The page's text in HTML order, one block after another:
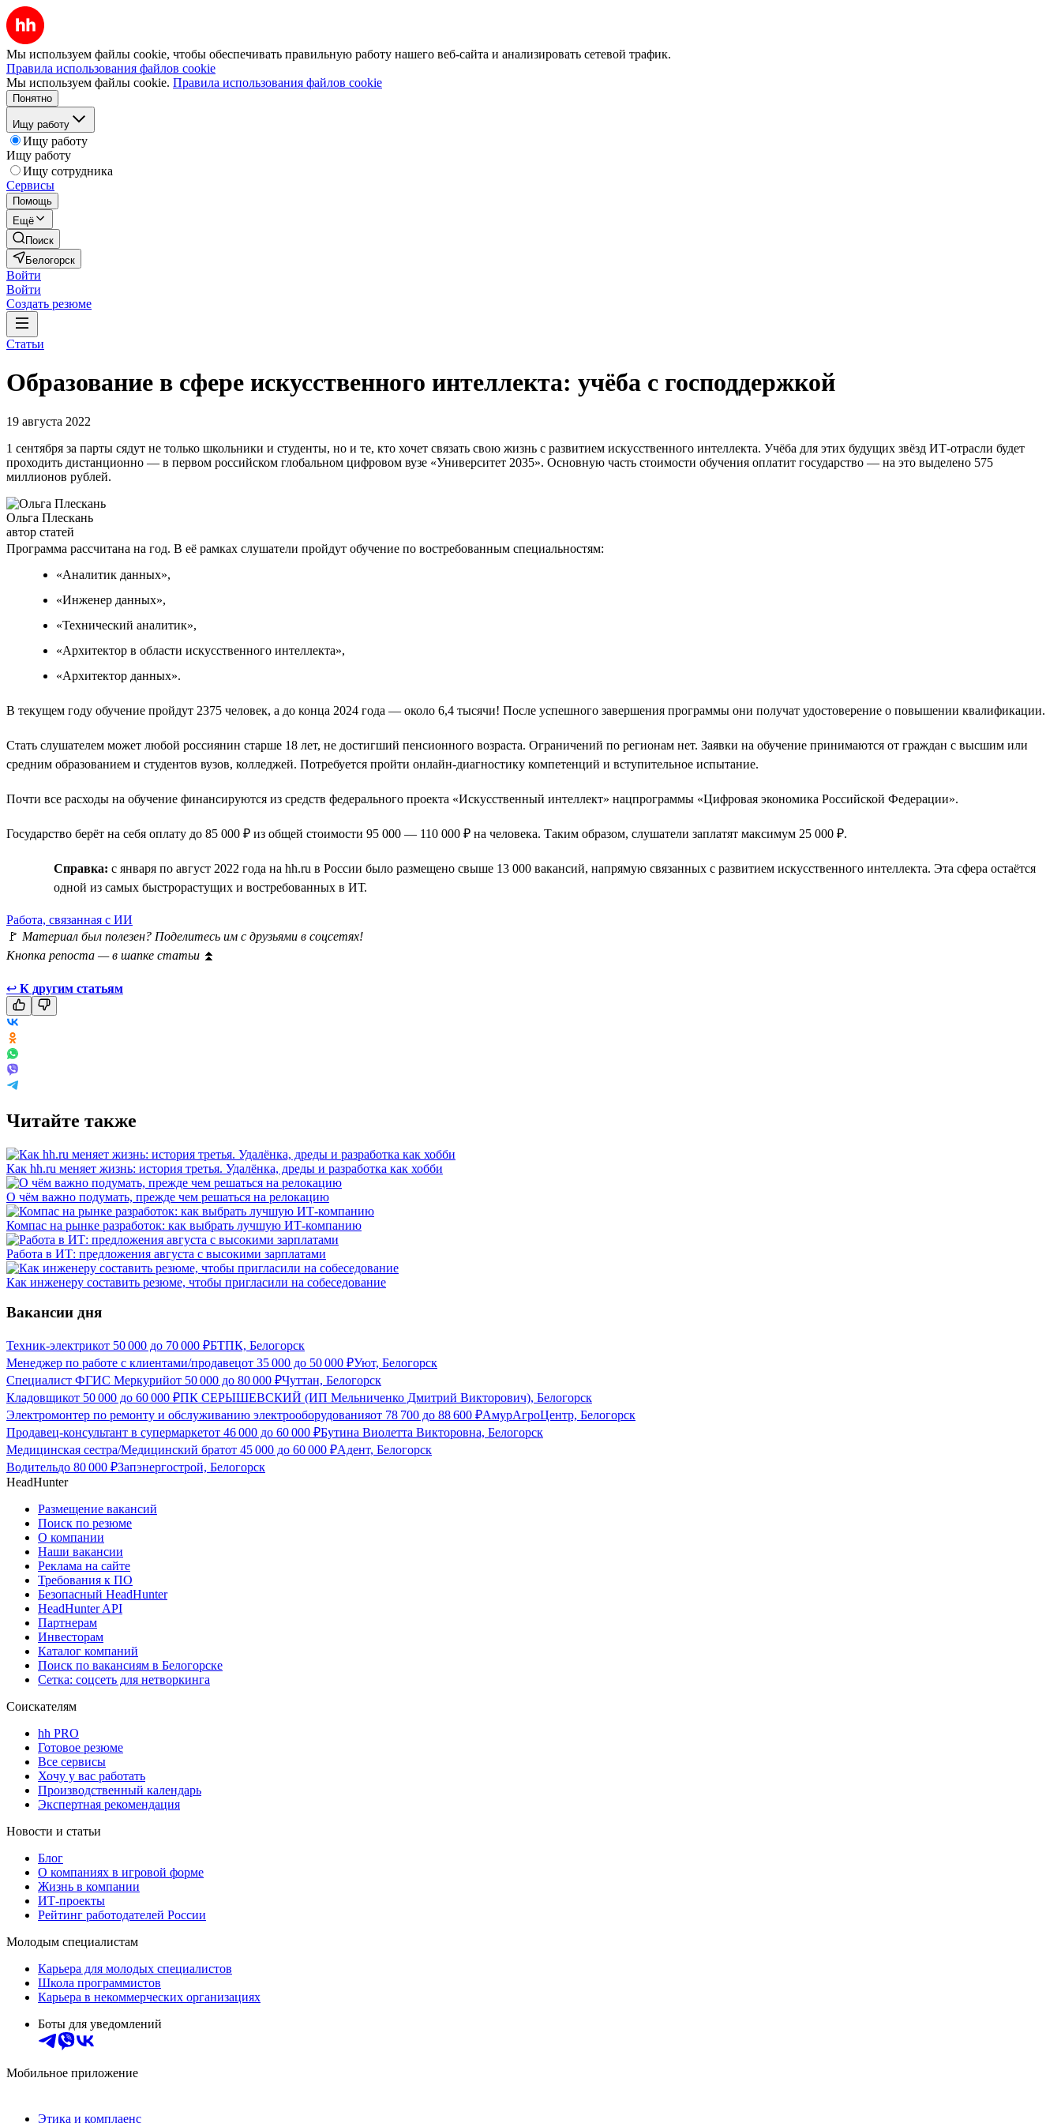
Мы используем файлы cookie, чтобы обеспечивать правильную работу нашего веб-сайта и анализировать сетевой трафик.
Правила использования файлов cookie
Мы используем файлы cookie. Правила использования файлов cookie
Понятно
Ищу работу
Ищу работу
Ищу работу
Ищу сотрудника
Сервисы
Помощь
Ещё
Поиск
Белогорск
Войти
Войти
Создать резюме
Статьи
Образование в сфере искусственного интеллекта: учёба с господдержкой
19 августа 2022
1 сентября за парты сядут не только школьники и студенты, но и те, кто хочет связать свою жизнь с развитием искусственного интеллекта. Учёба для этих будущих звёзд ИТ-отрасли будет
проходить дистанционно — в первом российском глобальном цифровом вузе «Университет 2035». Основную часть стоимости обучения оплатит государство — на это выделено 575
миллионов рублей.
Ольга Плескань
автор статей
Программа рассчитана на год. В её рамках слушатели пройдут обучение по востребованным специальностям:
«Аналитик данных»,
«Инженер данных»,
«Технический аналитик»,
«Архитектор в области искусственного интеллекта»,
«Архитектор данных».
В текущем году обучение пройдут 2375 человек, а до конца 2024 года — около 6,4 тысячи! После успешного завершения программы они получат удостоверение о повышении квалификации.
Стать слушателем может любой россиянин старше 18 лет, не достигший пенсионного возраста. Ограничений по регионам нет. Заявки на обучение принимаются от граждан с высшим или
средним образованием и студентов вузов, колледжей. Потребуется пройти онлайн-диагностику компетенций и вступительное испытание.
Почти все расходы на обучение финансируются из средств федерального проекта «Искусственный интеллект» нацпрограммы «Цифровая экономика Российской Федерации».
Государство берёт на себя оплату до 85 000 ₽ из общей стоимости 95 000 — 110 000 ₽ на человека. Таким образом, слушатели заплатят максимум 25 000 ₽.
Справка: с января по август 2022 года на hh.ru в России было размещено свыше 13 000 вакансий, напрямую связанных с развитием искусственного интеллекта. Эта сфера остаётся
одной из самых быстрорастущих и востребованных в ИТ.
Работа, связанная с ИИ
🚩 Материал был полезен? Поделитесь им с друзьями в соцсетях!
Кнопка репоста — в шапке статьи ⏫
↩ К другим статьям
Читайте также
Как hh.ru меняет жизнь: история третья. Удалёнка, дреды и разработка как хобби
О чём важно подумать, прежде чем решаться на релокацию
Компас на рынке разработок: как выбрать лучшую ИТ-компанию
Работа в ИТ: предложения августа с высокими зарплатами
Как инженеру составить резюме, чтобы пригласили на собеседование
Вакансии дня
Техник-электрикот 50 000 до 70 000 ₽БТПК, Белогорск
Менеджер по работе с клиентами/продавецот 35 000 до 50 000 ₽Уют, Белогорск
Специалист ФГИС Меркурийот 50 000 до 80 000 ₽Чуттан, Белогорск
Кладовщикот 50 000 до 60 000 ₽ПК СЕРЫШЕВСКИЙ (ИП Мельниченко Дмитрий Викторович), Белогорск
Электромонтер по ремонту и обслуживанию электрооборудованияот 78 700 до 88 600 ₽АмурАгроЦентр, Белогорск
Продавец-консультант в супермаркетот 46 000 до 60 000 ₽Бутина Виолетта Викторовна, Белогорск
Медицинская сестра/Медицинский братот 45 000 до 60 000 ₽Адент, Белогорск
Водительдо 80 000 ₽Запэнергострой, Белогорск
HeadHunter
Размещение вакансий
Поиск по резюме
О компании
Наши вакансии
Реклама на сайте
Требования к ПО
Безопасный HeadHunter
HeadHunter API
Партнерам
Инвесторам
Каталог компаний
Поиск по вакансиям в Белогорске
Сетка: соцсеть для нетворкинга
Соискателям
hh PRO
Готовое резюме
Все сервисы
Хочу у вас работать
Производственный календарь
Экспертная рекомендация
Новости и статьи
Блог
О компаниях в игровой форме
Жизнь в компании
ИТ-проекты
Рейтинг работодателей России
Молодым специалистам
Карьера для молодых специалистов
Школа программистов
Карьера в некоммерческих организациях
Боты для уведомлений
Мобильное приложение
Этика и комплаенс